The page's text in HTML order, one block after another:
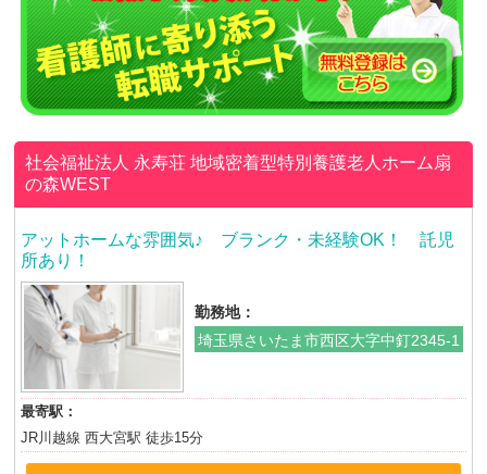
社会福祉法人 永寿荘地域密着型特別養護老人ホーム扇
の森WEST
アットホームな雰囲気♪ ブランク・未経験OK！ 託児
所あり！
勤務地：
埼玉県さいたま市西区大字中釘2345-1
最寄駅：
JR川越線 西大宮駅 徒歩15分